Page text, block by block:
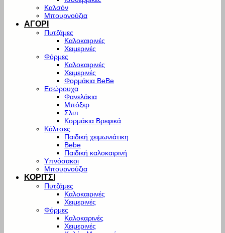
Καλσόν
Μπουρνούζια
ΑΓΟΡΙ
Πυτζάμες
Καλοκαιρινές
Χειμερινές
Φόρμες
Καλοκαιρινές
Χειμερινές
Φορμάκια BeBe
Εσώρουχα
Φανελάκια
Μπόξερ
Σλιπ
Κορμάκια Βρεφικά
Κάλτσες
Παιδική χειμωνιάτικη
Bebe
Παιδική καλοκαιρινή
Υπνόσακοι
Μπουρνούζια
ΚΟΡΙΤΣΙ
Πυτζάμες
Καλοκαιρινές
Χειμερινές
Φόρμες
Καλοκαρινές
Χειμερινές